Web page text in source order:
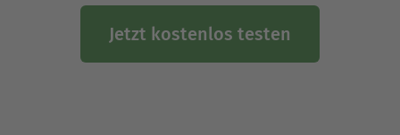
Jetzt kostenlos testen